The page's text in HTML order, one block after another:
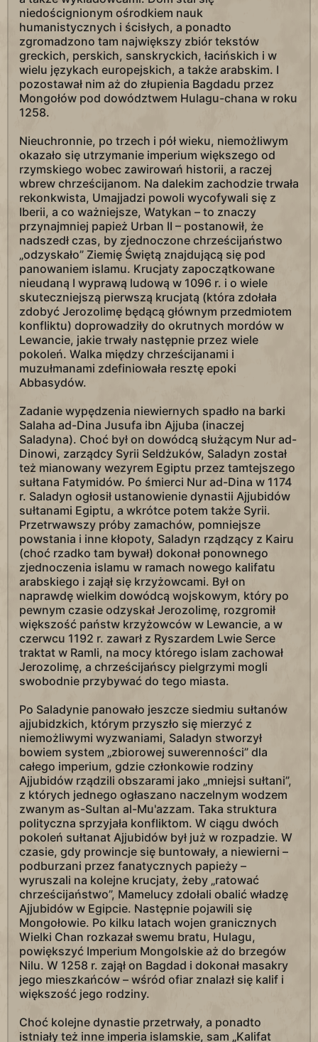
niedoścignionym ośrodkiem nauk
humanistycznych i ścisłych, a ponadto
zgromadzono tam największy zbiór tekstów
greckich, perskich, sanskryckich, łacińskich i w
wielu językach europejskich, a także arabskim. I
pozostawał nim aż do złupienia Bagdadu przez
Mongołów pod dowództwem Hulagu-chana w roku
1258.
Nieuchronnie, po trzech i pół wieku, niemożliwym
okazało się utrzymanie imperium większego od
rzymskiego wobec zawirowań historii, a raczej
wbrew chrześcijanom. Na dalekim zachodzie trwała
rekonkwista, Umajjadzi powoli wycofywali się z
Iberii, a co ważniejsze, Watykan – to znaczy
przynajmniej papież Urban II – postanowił, że
nadszedł czas, by zjednoczone chrześcijaństwo
„odzyskało” Ziemię Świętą znajdującą się pod
panowaniem islamu. Krucjaty zapoczątkowane
nieudaną I wyprawą ludową w 1096 r. i o wiele
skuteczniejszą pierwszą krucjatą (która zdołała
zdobyć Jerozolimę będącą głównym przedmiotem
konfliktu) doprowadziły do okrutnych mordów w
Lewancie, jakie trwały następnie przez wiele
pokoleń. Walka między chrześcijanami i
muzułmanami zdefiniowała resztę epoki
Abbasydów.
Zadanie wypędzenia niewiernych spadło na barki
Salaha ad-Dina Jusufa ibn Ajjuba (inaczej
Saladyna). Choć był on dowódcą służącym Nur ad-
Dinowi, zarządcy Syrii Seldżuków, Saladyn został
też mianowany wezyrem Egiptu przez tamtejszego
sułtana Fatymidów. Po śmierci Nur ad-Dina w 1174
r. Saladyn ogłosił ustanowienie dynastii Ajjubidów
sułtanami Egiptu, a wkrótce potem także Syrii.
Przetrwawszy próby zamachów, pomniejsze
powstania i inne kłopoty, Saladyn rządzący z Kairu
(choć rzadko tam bywał) dokonał ponownego
zjednoczenia islamu w ramach nowego kalifatu
arabskiego i zajął się krzyżowcami. Był on
naprawdę wielkim dowódcą wojskowym, który po
pewnym czasie odzyskał Jerozolimę, rozgromił
większość państw krzyżowców w Lewancie, a w
czerwcu 1192 r. zawarł z Ryszardem Lwie Serce
traktat w Ramli, na mocy którego islam zachował
Jerozolimę, a chrześcijańscy pielgrzymi mogli
swobodnie przybywać do tego miasta.
Po Saladynie panowało jeszcze siedmiu sułtanów
ajjubidzkich, którym przyszło się mierzyć z
niemożliwymi wyzwaniami, Saladyn stworzył
bowiem system „zbiorowej suwerenności” dla
całego imperium, gdzie członkowie rodziny
Ajjubidów rządzili obszarami jako „mniejsi sułtani”,
z których jednego ogłaszano naczelnym wodzem
zwanym as-Sultan al-Mu'azzam. Taka struktura
polityczna sprzyjała konfliktom. W ciągu dwóch
pokoleń sułtanat Ajjubidów był już w rozpadzie. W
czasie, gdy prowincje się buntowały, a niewierni –
podburzani przez fanatycznych papieży –
wyruszali na kolejne krucjaty, żeby „ratować
chrześcijaństwo”, Mamelucy zdołali obalić władzę
Ajjubidów w Egipcie. Następnie pojawili się
Mongołowie. Po kilku latach wojen granicznych
Wielki Chan rozkazał swemu bratu, Hulagu,
powiększyć Imperium Mongolskie aż do brzegów
Nilu. W 1258 r. zajął on Bagdad i dokonał masakry
jego mieszkańców – wśród ofiar znalazł się kalif i
większość jego rodziny.
Choć kolejne dynastie przetrwały, a ponadto
istniały też inne imperia islamskie, sam „Kalifat